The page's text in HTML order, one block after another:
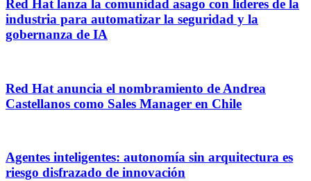
Red Hat lanza la comunidad asago con líderes de la
industria para automatizar la seguridad y la
gobernanza de IA
Red Hat anuncia el nombramiento de Andrea
Castellanos como Sales Manager en Chile
Agentes inteligentes: autonomía sin arquitectura es
riesgo disfrazado de innovación